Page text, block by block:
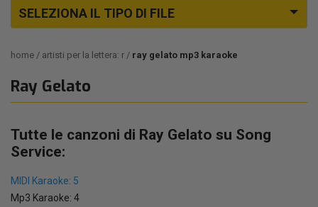
SELEZIONA IL TIPO DI FILE
home artisti per la lettera: r ray gelato mp3 karaoke
Ray Gelato
Tutte le canzoni di Ray Gelato su Song
Service:
MIDI Karaoke: 5
Mp3 Karaoke: 4